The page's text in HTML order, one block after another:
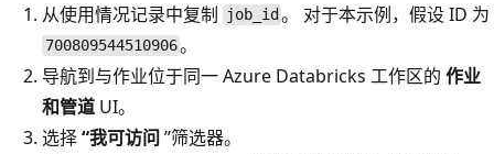
从使用情况记录中复制
job_id 。 对于本示例，假设 ID 为
700809544510906。
导航到与作业位于同一 Azure Databricks 工作区的 作业
和管道 UI。
选择“我可访问”筛选器。